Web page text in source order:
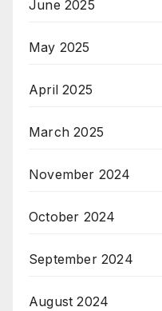
June 2025
May 2025
April 2025
March 2025
November 2024
October 2024
September 2024
August 2024